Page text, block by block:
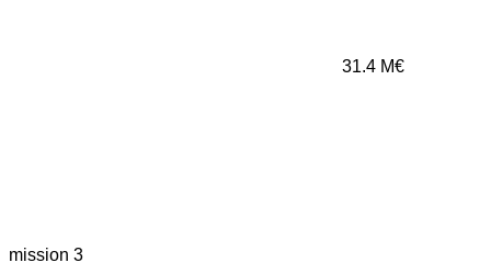
31.4 M€
mission 3